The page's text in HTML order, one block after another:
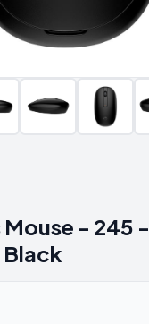
Mouse - 245 -